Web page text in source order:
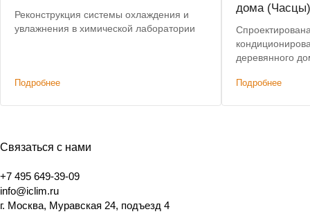
Реконструкция системы охлаждения и
увлажнения в химической лаборатории
Подробнее
дома (Часцы)
деревянного
Подробнее
Связаться с нами
+7 495 649-39-09
info@iclim.ru
г. Москва, Муравская 24, подъезд 4